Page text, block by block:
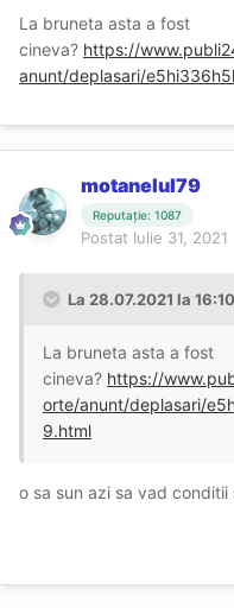
La bruneta asta a fost
cineva? https://
anunt/deplasari/
motanelul79
Reputație: 1087
Postat Iulie 31, 2021
La 28.07.2021 la
La bruneta asta a fost
cineva? https://
orte/anunt/deplasari/
9.html
o sa sun azi sa vad